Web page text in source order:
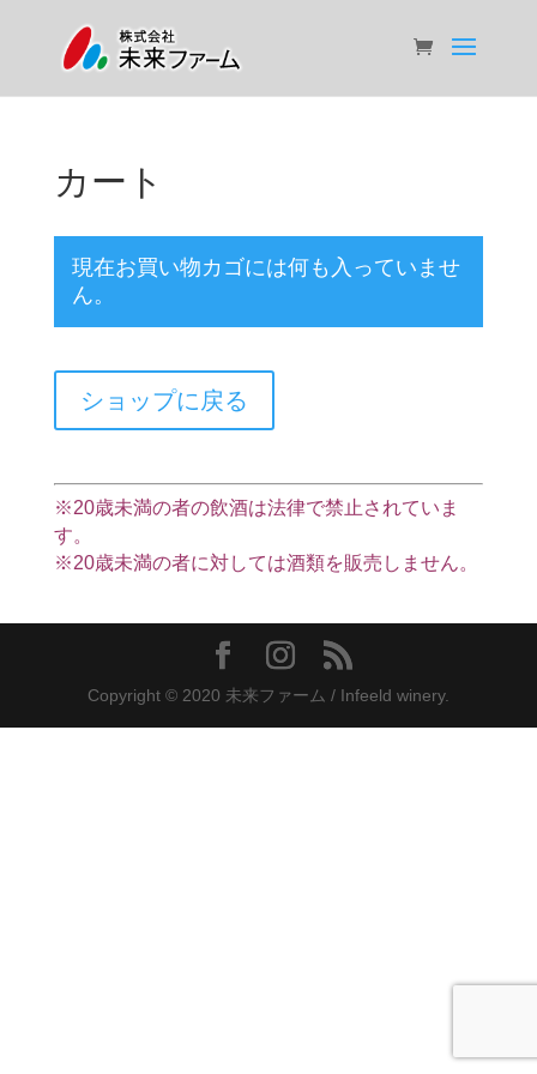
カート
現在お買い物カゴには何も入っていませ
ん。
ショップに戻る
※20歳未満の者の飲酒は法律で禁止されていま
す。
※20歳未満の者に対しては酒類を販売しません。
Copyright © 2020 未来ファーム / Infeeld winery.